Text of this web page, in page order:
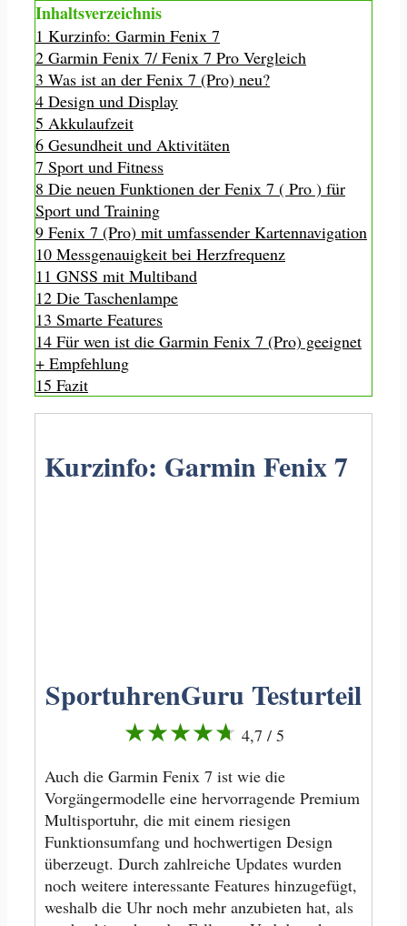
Inhaltsverzeichnis
1 Kurzinfo: Garmin Fenix 7
2 Garmin Fenix 7/ Fenix 7 Pro Vergleich
3 Was ist an der Fenix 7 (Pro) neu?
4 Design und Display
5 Akkulaufzeit
6 Gesundheit und Aktivitäten
7 Sport und Fitness
8 Die neuen Funktionen der Fenix 7 ( Pro ) für
Sport und Training
9 Fenix 7 (Pro) mit umfassender Kartennavigation
10 Messgenauigkeit bei Herzfrequenz
11 GNSS mit Multiband
12 Die Taschenlampe
13 Smarte Features
14 Für wen ist die Garmin Fenix 7 (Pro) geeignet
+ Empfehlung
15 Fazit
Kurzinfo: Garmin Fenix 7
SportuhrenGuru Testurteil
★★★★★ 4,7 / 5
Auch die Garmin Fenix 7 ist wie die
Vorgängermodelle eine hervorragende Premium
Multisportuhr, die mit einem riesigen
Funktionsumfang und hochwertigen Design
überzeugt. Durch zahlreiche Updates wurden
noch weitere interessante Features hinzugefügt,
weshalb die Uhr noch mehr anzubieten hat, als